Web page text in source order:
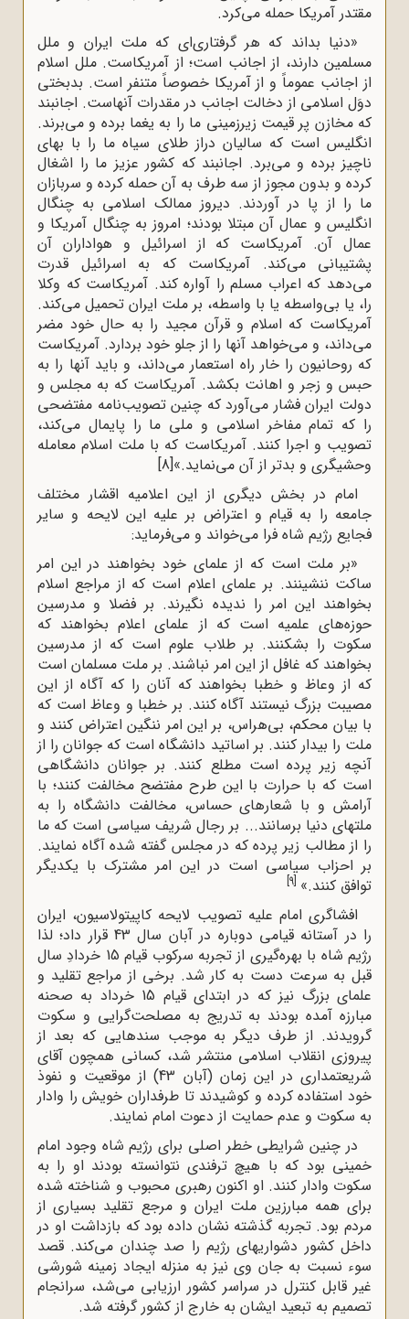
مقتدر آمریکا حمله می‌کرد.
«دنیا بداند که هر گرفتارى‌اى که ملت ایران و ملل
مسلمین دارند، از اجانب است؛ از آمریکاست. ملل اسلام
از اجانب عموماً و از آمریکا خصوصاً متنفر است. بدبختى
دوَل اسلامى از دخالت اجانب در مقدرات آنهاست. اجانبند
که مخازن پر قیمت زیرزمینى ما را به یغما برده و مى‌برند.
انگلیس است که سالیان دراز طلاى سیاه ما را با بهاى
ناچیز برده و مى‌برد. اجانبند که کشور عزیز ما را اشغال
کرده و بدون مجوز از سه طرف به آن حمله کرده و سربازان
ما را از پا در آوردند. دیروز ممالک اسلامى به چنگال
انگلیس و عمال آن مبتلا بودند؛ امروز به چنگال آمریکا و
عمال آن. آمریکاست که از اسرائیل و هواداران آن
پشتیبانى مى‌کند. آمریکاست که به اسرائیل قدرت
مى‌دهد که اعراب مسلم را آواره کند. آمریکاست که وکلا
را، یا بی‌واسطه یا با واسطه، بر ملت ایران تحمیل مى‌کند.
آمریکاست که اسلام و قرآن مجید را به حال خود مضر
مى‌داند، و مى‌خواهد آنها را از جلو خود بردارد. آمریکاست
که روحانیون را خار راه استعمار مى‌داند، و باید آنها را به
حبس و زجر و اهانت بکشد. آمریکاست که به مجلس و
دولت ایران فشار مى‌آورد که چنین تصویب‌نامه مفتضحى
را که تمام مفاخر اسلامى و ملى ما را پایمال مى‌کند،
تصویب و اجرا کنند. آمریکاست که با ملت اسلام معامله
وحشیگرى و بدتر از آن مى‌نماید.»[8]
امام در بخش دیگری از این اعلامیه اقشار مختلف
جامعه را به قیام و اعتراض بر علیه این لایحه و سایر
فجایع رژیم شاه فرا می‌خواند و می‌فرماید:
«بر ملت است که از علماى خود بخواهند در این امر
ساکت ننشینند. بر علماى اعلام است که از مراجع اسلام
بخواهند این امر را ندیده نگیرند. بر فضلا و مدرسین
حوزه‌هاى علمیه است که از علماى اعلام بخواهند که
سکوت را بشکنند. بر طلاب علوم است که از مدرسین
بخواهند که غافل از این امر نباشند. بر ملت مسلمان است
که از وعاظ و خطبا بخواهند که آنان را که آگاه از این
مصیبت بزرگ نیستند آگاه کنند. بر خطبا و وعاظ است که
با بیان محکم، بى‌هراس، بر این امر ننگین اعتراض کنند و
ملت را بیدار کنند. بر اساتید دانشگاه است که جوانان را از
آنچه زیر پرده است مطلع کنند. بر جوانان دانشگاهى
است که با حرارت با این طرح مفتضح مخالفت کنند؛ با
آرامش و با شعارهاى حساس، مخالفت دانشگاه را به
ملتهاى دنیا برسانند... بر رجال شریف سیاسى است که ما
را از مطالب زیر پرده که در مجلس گفته شده آگاه نمایند.
بر احزاب سیاسى است در این امر مشترک با یکدیگر
توافق کنند.» [9]
افشاگرى امام علیه تصویب لایحه کاپیتولاسیون، ایران
را در آستانه قیامى دوباره در آبان سال 43 قرار داد؛ لذا
رژیم شاه با بهره‌گیرى از تجربه سرکوب قیام 15 خردادِ سال
قبل به سرعت دست به کار شد. برخى از مراجع تقلید و
علماى بزرگ نیز که در ابتداى قیام 15 خرداد به صحنه
مبارزه آمده بودند به تدریج به مصلحت‌گرایى و سکوت
گرویدند. از طرف دیگر به موجب سندهایى که بعد از
پیروزى انقلاب اسلامى منتشر شد، کسانى همچون آقاى
شریعتمدارى در این زمان (آبان 43) از موقعیت و نفوذ
خود استفاده کرده و کوشیدند تا طرفداران خویش را وادار
به سکوت و عدم حمایت از دعوت امام نمایند.
در چنین شرایطی خطر اصلى براى رژیم شاه وجود امام
خمینى بود که با هیچ ترفندى نتوانسته بودند او را به
سکوت وادار کنند. او اکنون رهبرى محبوب و شناخته شده
براى همه مبارزین ملت ایران و مرجع تقلید بسیارى از
مردم بود. تجربه گذشته نشان داده بود که بازداشت او در
داخل کشور دشواریهاى رژیم را صد چندان مى‌کند. قصد
سوء نسبت به جان وى نیز به منزله ایجاد زمینه شورشى
غیر قابل کنترل در سراسر کشور ارزیابى مى‌شد، سرانجام
تصمیم به تبعید ایشان به خارج از کشور گرفته شد.